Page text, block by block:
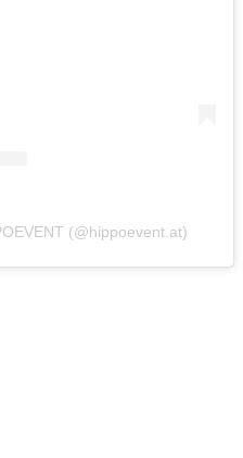
(@hippoevent.at)